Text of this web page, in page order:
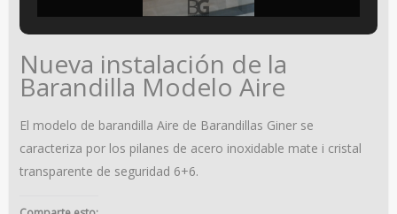
Nueva instalación de la
Barandilla Modelo Aire
El modelo de barandilla Aire de Barandillas Giner se
caracteriza por los pilanes de acero inoxidable mate i cristal
transparente de seguridad 6+6.